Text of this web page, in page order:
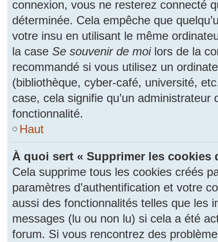
connexion, vous ne resterez connecté
déterminée. Cela empêche que
votre insu en utilisant le même
la case Se souvenir de moilors de la
recommandé si vous utilisez un
(bibliothèque, cyber-café, université,
case, cela signifie qu’un
fonctionnalité.
Haut
À quoi sert « Supprimer les cookies
Cela supprime tous les cookies créés
paramètres d’authentification et votre
aussi des fonctionnalités telles que les
messages (lu ou non lu) si cela a été
forum. Si vous rencontrez des